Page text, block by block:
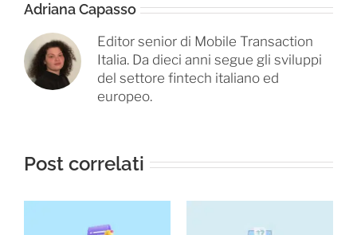
Adriana Capasso
Editor senior di Mobile Transaction
Italia. Da dieci anni segue gli sviluppi
del settore fintech italiano ed
europeo.
Post correlati